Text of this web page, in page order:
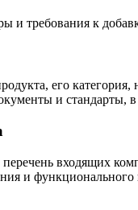
и требования к
его
и стандарты,
входящих
и